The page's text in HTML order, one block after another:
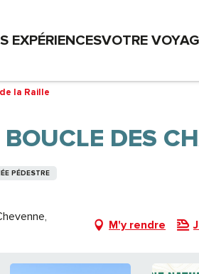
EXPÉRIENCESVOTRE
la Raille
DES
PÉDESTRE
M'y rendre